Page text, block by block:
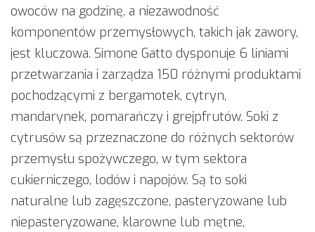
owoców na godzinę, a niezawodność
komponentów przemysłowych, takich jak zawory,
jest kluczowa. Simone Gatto dysponuje 6 liniami
przetwarzania i zarządza 150 różnymi produktami
pochodzącymi z bergamotek, cytryn,
mandarynek, pomarańczy i grejpfrutów. Soki z
cytrusów są przeznaczone do różnych sektorów
przemysłu spożywczego, w tym sektora
cukierniczego, lodów i napojów. Są to soki
naturalne lub zagęszczone, pasteryzowane lub
niepasteryzowane, klarowne lub mętne,